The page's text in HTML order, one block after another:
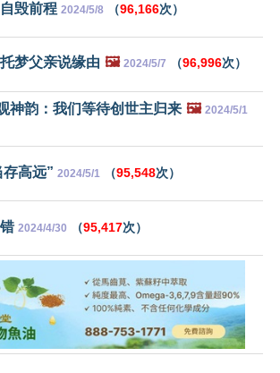
毁前程 2024/5/8 （96,166次）
梦父亲说缘由 🖼️ 2024/5/7 （96,996次）
神韵：我们等待创世主归来 🖼️ 2024/5/1
高远” 2024/5/1 （95,548次）
2024/4/30 （95,417次）